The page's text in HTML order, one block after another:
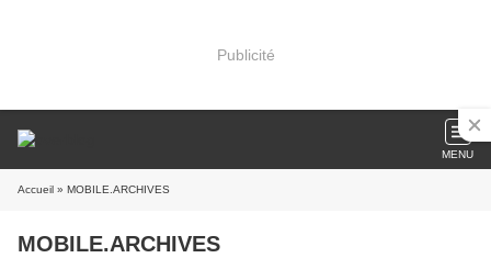
Publicité
MENU
Accueil » MOBILE.ARCHIVES
MOBILE.ARCHIVES